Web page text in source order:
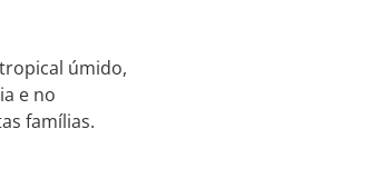
úmido,
e no
famílias.